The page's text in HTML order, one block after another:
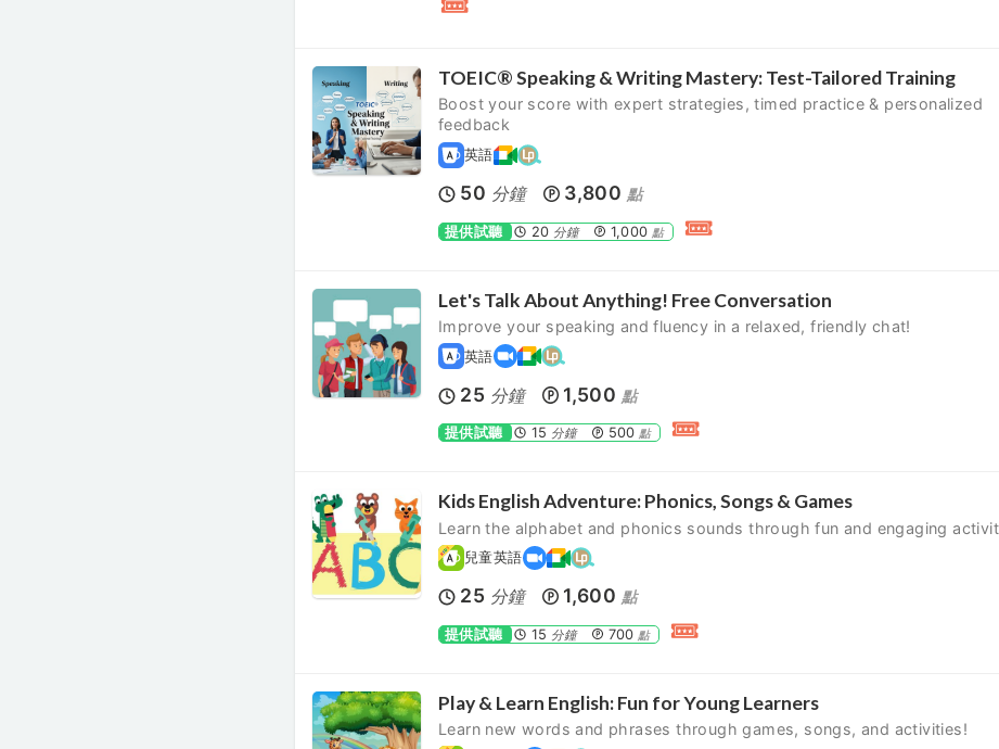
TOEIC® Speaking & Writing Mastery: Test-Tailored Training
Boost your score with expert strategies, timed practice & personalized
feedback
英語
50 分鐘 3,800 點
提供試聽 20 分鐘 1,000 點
Let's Talk About Anything! Free Conversation
Improve your speaking and fluency in a relaxed, friendly chat!
英語
25 分鐘 1,500 點
提供試聽 15 分鐘 500 點
Kids English Adventure: Phonics, Songs & Games
Learn the alphabet and phonics sounds through fun and engaging
兒童英語
25 分鐘 1,600 點
提供試聽 15 分鐘 700 點
Play & Learn English: Fun for Young Learners
Learn new words and phrases through games, songs, and activities!